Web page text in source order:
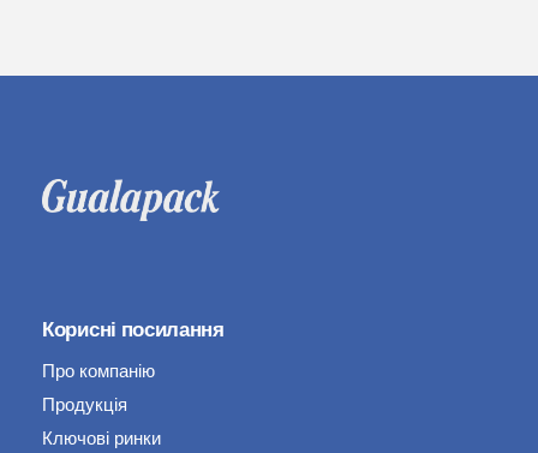
Корисні посилання
Про компанію
Продукція
Ключові ринки